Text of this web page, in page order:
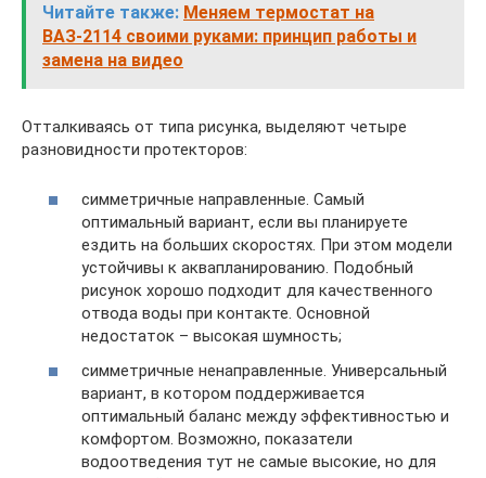
Читайте также: Меняем термостат на
ВАЗ-2114 своими руками: принцип работы и
замена на видео
Отталкиваясь от типа рисунка, выделяют четыре
разновидности протекторов:
симметричные направленные. Самый
оптимальный вариант, если вы планируете
ездить на больших скоростях. При этом модели
устойчивы к аквапланированию. Подобный
рисунок хорошо подходит для качественного
отвода воды при контакте. Основной
недостаток – высокая шумность;
симметричные ненаправленные. Универсальный
вариант, в котором поддерживается
оптимальный баланс между эффективностью и
комфортом. Возможно, показатели
водоотведения тут не самые высокие, но для